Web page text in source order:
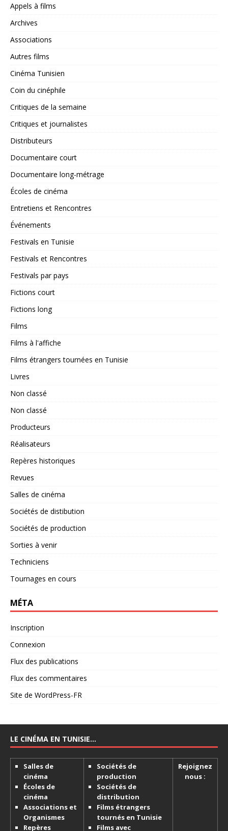
Appels à films
Archives
Associations
Autres films
Cinéma Tunisien
Coin du cinéphile
Critiques de la semaine
Critiques et journalistes
Distributeurs
Documentaire court
Documentaire long-métrage
Écoles de cinéma
Entretiens et Rencontres
Événements
Festivals en Tunisie
Festivals et Rencontres
Festivals par pays
Fictions court
Fictions long
Films
Films à l'affiche
Films étrangers tournées en Tunisie
Livres
Non classé
Non classé
Producteurs
Réalisateurs
Repères historiques
Revues
Salles de cinéma
Sociétés de distibution
Sociétés de production
Sorties à venir
Techniciens
Tournages en cours
MÉTA
Inscription
Connexion
Flux des publications
Flux des commentaires
Site de WordPress-FR
LE CINÉMA EN TUNISIE…
Salles de
cinéma
Écoles de
cinéma
Associations et
Organismes
Repères
Sociétés de
production
Sociétés de
distribution
Films étrangers
tournés en Tunisie
Films avec
Rejoignez
nous :